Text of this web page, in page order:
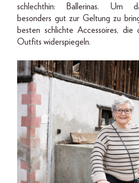
schlechthin: Ballerinas. Um
besonders gut zur Geltung zu
besten schlichte Accessoires, die
Outfits widerspiegeln.